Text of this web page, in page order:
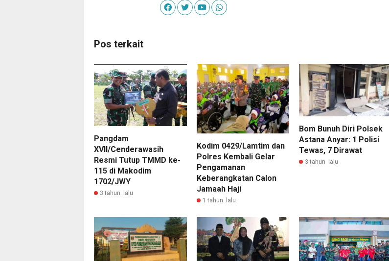
Pos terkait
Pangdam
XVII/Cenderawasih
Resmi Tutup TMMD ke-
115 di Makodim
1702/JWY
3 tahun lalu
Kodim 0429/Lamtim dan
Polres Kembali Gelar
Pengamanan
Keberangkatan Calon
Jamaah Haji
1 tahun lalu
Bom Bunuh Diri Polsek
Astana Anyar: 1 Polisi
Tewas, 7 Dirawat
3 tahun lalu